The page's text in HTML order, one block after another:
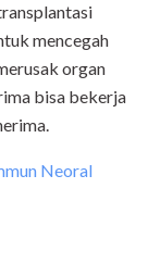
mencegah
organ
bisa bekerja
Neoral